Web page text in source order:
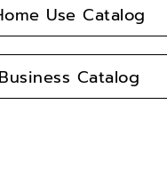
Use Catalog
Catalog